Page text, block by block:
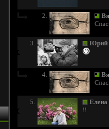
2.
3. Юрий
4.
5. Елена
!!